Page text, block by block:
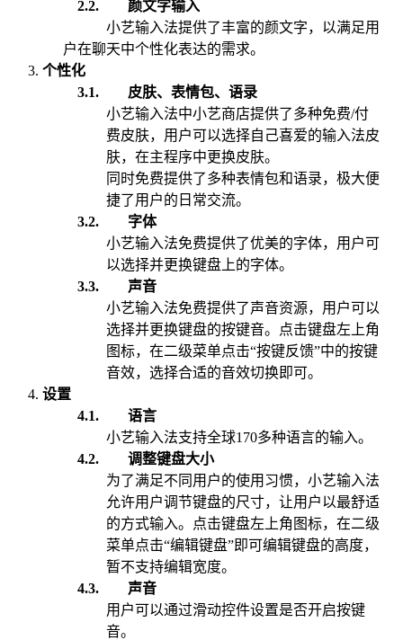
2.2.
颜文字输入
小艺输入法提供了丰富的颜文字，以满足用
户在聊天中个性化表达的需求。
个性化
3.1.
皮肤、表情包、语录
小艺输入法中小艺商店提供了多种免费/付
费皮肤，用户可以选择自己喜爱的输入法皮
肤，在主程序中更换皮肤。
同时免费提供了多种表情包和语录，极大便
捷了用户的日常交流。
3.2.
字体
小艺输入法免费提供了优美的字体，用户可
以选择并更换键盘上的字体。
3.3.
声音
小艺输入法免费提供了声音资源，用户可以
选择并更换键盘的按键音。点击键盘左上角
图标，在二级菜单点击“按键反馈”中的按键
音效，选择合适的音效切换即可。
设置
4.1.
语言
小艺输入法支持全球170多种语言的输入。
4.2.
调整键盘大小
为了满足不同用户的使用习惯，小艺输入法
允许用户调节键盘的尺寸，让用户以最舒适
的方式输入。点击键盘左上角图标，在二级
菜单点击“编辑键盘”即可编辑键盘的高度，
暂不支持编辑宽度。
4.3.
声音
用户可以通过滑动控件设置是否开启按键
音。